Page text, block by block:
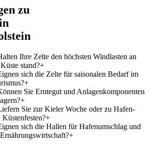
zu
Ihre Zelte den höchsten Windlasten an
stand?+
sich die Zelte für saisonalen Bedarf im
+
Sie Erntegut und Anlagenkomponenten
+
Sie zur Kieler Woche oder zu Hafen-
Küstenfesten?+
sich die Hallen für Hafenumschlag und
+